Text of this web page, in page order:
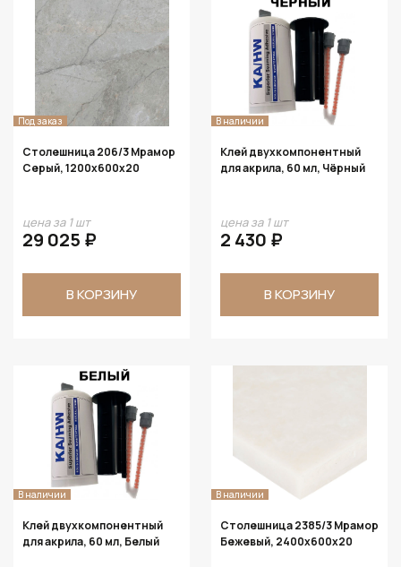
Под заказ
Столешница 206/3 Мрамор
Серый, 1200х600х20
цена за 1 шт
29 025 ₽
В КОРЗИНУ
В наличии
Клей двухкомпонентный
для акрила, 60 мл, Чёрный
цена за 1 шт
2 430 ₽
В КОРЗИНУ
В наличии
Клей двухкомпонентный
для акрила, 60 мл, Белый
В наличии
Столешница 2385/3 Мрамор
Бежевый, 2400х600х20